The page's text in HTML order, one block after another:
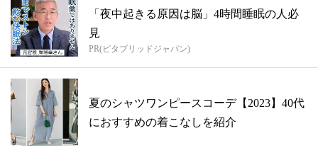
「夜中起きる原因は脳」4時間睡眠の人必
見
PR(ビタブリッドジャパン)
夏のシャツワンピースコーデ【2023】40代
におすすめの着こなしを紹介